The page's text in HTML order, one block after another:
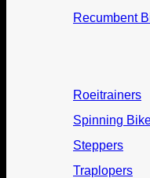
Recumbent
Roeitrainers
Spinning
Steppers
Traplopers